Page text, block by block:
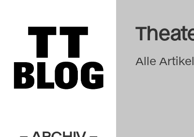
Alle